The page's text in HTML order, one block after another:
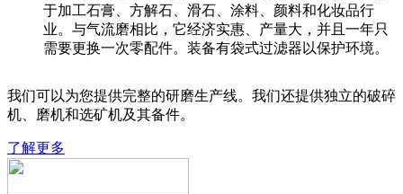
于加工石膏、方解石、滑石、涂料、颜料和化妆品行
业。与气流磨相比，它经济实惠、产量大，并且一年只
需要更换一次零配件。装备有袋式过滤器以保护环境。
我们可以为您提供完整的研磨生产线。我们还提供独立的破碎
机、磨机和选矿机及其备件。
了解更多